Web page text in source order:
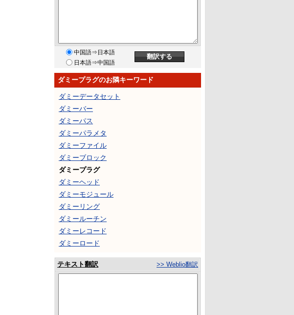
中国語⇒日本語
日本語⇒中国語
ダミープラグのお隣キーワード
ダミーデータセット
ダミーバー
ダミーパス
ダミーパラメタ
ダミーファイル
ダミーブロック
ダミープラグ
ダミーヘッド
ダミーモジュール
ダミーリング
ダミールーチン
ダミーレコード
ダミーロード
テキスト翻訳 >> Weblio翻訳